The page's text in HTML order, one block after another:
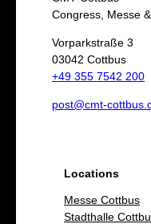
h
e
n
Congress, Messe
Vorparkstraße 3
03042 Cottbus
+49 355 7542 200
post@cmt-
Locations
Messe Cottbus
Stadthalle